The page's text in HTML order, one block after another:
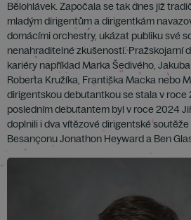
Bělohlávek. Započala se tak dnes již
mladým dirigentům a dirigentkám
domácími orchestry, ukázat publiku své
nenahraditelné zkušenosti. Pražskojarní
kariéry například Marka Šedivého,
Roberta Kružíka, Františka Macka nebo
dirigentskou debutantkou se stala v roce
posledním debutantem byl v roce 2024
doplnili i dva vítězové dirigentské
Besançonu Jonathon Heyward a Ben